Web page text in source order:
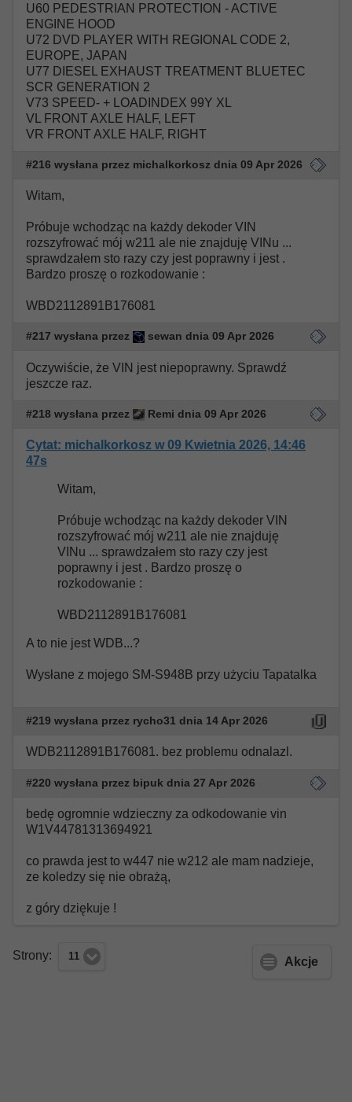
U60 PEDESTRIAN PROTECTION - ACTIVE
ENGINE HOOD
U72 DVD PLAYER WITH REGIONAL CODE 2,
EUROPE, JAPAN
U77 DIESEL EXHAUST TREATMENT BLUETEC
SCR GENERATION 2
V73 SPEED- + LOADINDEX 99Y XL
VL FRONT AXLE HALF, LEFT
VR FRONT AXLE HALF, RIGHT
#216 wysłana przez michalkorkosz dnia 09 Apr 2026
Witam,
Próbuje wchodząc na każdy dekoder VIN
rozszyfrować mój w211 ale nie znajduję VINu ...
sprawdzałem sto razy czy jest poprawny i jest .
Bardzo proszę o rozkodowanie :
WBD2112891B176081
#217 wysłana przez sewan dnia 09 Apr 2026
Oczywiście, że VIN jest niepoprawny. Sprawdź
jeszcze raz.
#218 wysłana przez Remi dnia 09 Apr 2026
Cytat: michalkorkosz w 09 Kwietnia 2026, 14:46
47s
Witam,
Próbuje wchodząc na każdy dekoder VIN
rozszyfrować mój w211 ale nie znajduję
VINu ... sprawdzałem sto razy czy jest
poprawny i jest . Bardzo proszę o
rozkodowanie :
WBD2112891B176081
A to nie jest WDB...?
Wysłane z mojego SM-S948B przy użyciu Tapatalka
#219 wysłana przez rycho31 dnia 14 Apr 2026
WDB2112891B176081. bez problemu odnalazl.
#220 wysłana przez bipuk dnia 27 Apr 2026
bedę ogromnie wdzieczny za odkodowanie vin
W1V44781313694921
co prawda jest to w447 nie w212 ale mam nadzieje,
ze koledzy się nie obrażą,
z góry dziękuje !
Strony: 11 Akcje